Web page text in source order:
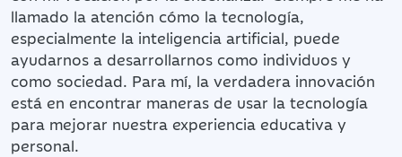
llamado la atención cómo la tecnología,
especialmente la inteligencia artificial, puede
ayudarnos a desarrollarnos como individuos y
como sociedad. Para mí, la verdadera innovación
está en encontrar maneras de usar la tecnología
para mejorar nuestra experiencia educativa y
personal.